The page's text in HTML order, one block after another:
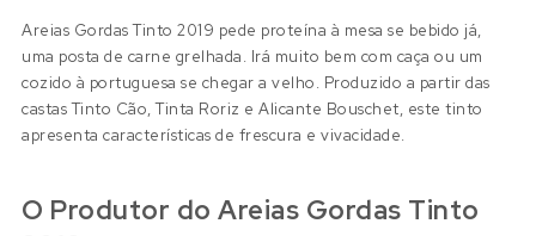
Areias Gordas Tinto 2019 pede proteína à mesa se bebido já,
uma posta de carne grelhada. Irá muito bem com caça ou um
cozido à portuguesa se chegar a velho. Produzido a partir das
castas Tinto Cão, Tinta Roriz e Alicante Bouschet, este tinto
apresenta características de frescura e vivacidade.
O Produtor do Areias Gordas Tinto